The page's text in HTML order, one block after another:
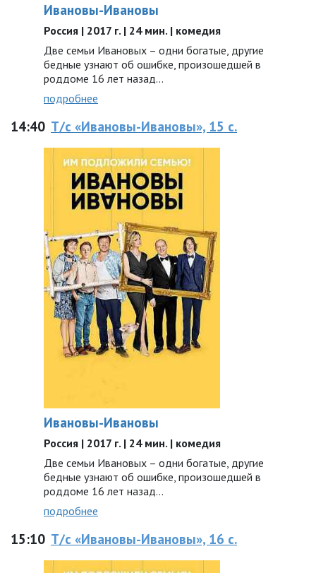
Ивановы-Ивановы
Россия | 2017 г. | 24 мин. | комедия
Две семьи Ивановых – одни богатые, другие
бедные узнают об ошибке, произошедшей в
роддоме 16 лет назад...
подробнее
14:40 Т/с «Ивановы-Ивановы», 15 с.
Ивановы-Ивановы
Россия | 2017 г. | 24 мин. | комедия
Две семьи Ивановых – одни богатые, другие
бедные узнают об ошибке, произошедшей в
роддоме 16 лет назад...
подробнее
15:10 Т/с «Ивановы-Ивановы», 16 с.